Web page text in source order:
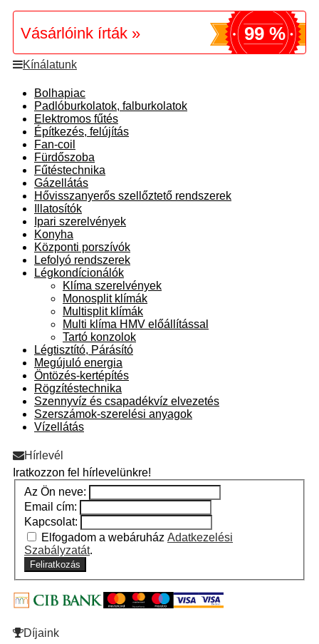
Vásárlóink írták » 99 %
Kínálatunk
Bolhapiac
Padlóburkolatok, falburkolatok
Elektromos fűtés
Építkezés, felújítás
Fan-coil
Fürdőszoba
Fűtéstechnika
Gázellátás
Hővisszanyerős szellőztető rendszerek
Illatosítók
Ipari szerelvények
Konyha
Központi porszívók
Lefolyó rendszerek
Légkondícionálók
Klíma szerelvények
Monosplit klímák
Multisplit klímák
Multi klíma HMV előállítással
Tartó konzolok
Légtisztító, Párásító
Megújuló energia
Öntözés-kertépítés
Rögzítéstechnika
Szennyvíz és csapadékvíz elvezetés
Szerszámok-szerelési anyagok
Vízellátás
Hírlevél
Iratkozzon fel hírlevelünkre!
Az Ön neve:
Email cím:
Kapcsolat:
Elfogadom a webáruház Adatkezelési
Szabályzatát.
Feliratkozás
Díjaink